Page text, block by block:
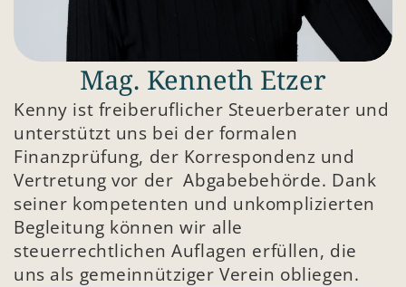
Mag. Kenneth Etzer
Kenny ist freiberuflicher Steuerberater und
unterstützt uns bei der formalen
Finanzprüfung, der Korrespondenz und
Vertretung vor der  Abgabebehörde. Dank
seiner kompetenten und unkomplizierten
Begleitung können wir alle
steuerrechtlichen Auflagen erfüllen, die
uns als gemeinnütziger Verein obliegen.